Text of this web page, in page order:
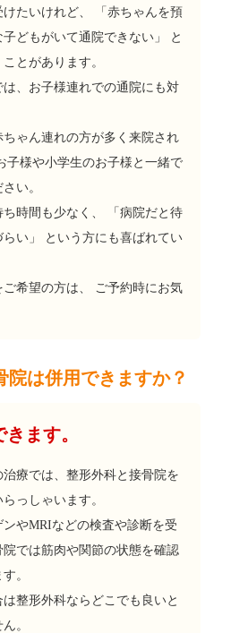
たいけれど、 「赤ちゃんを預
どもがいて通院できない」 と
とがあります。
、お子様連れでの通院にも対
ゃん連れの方が多く来院され
子様や小学生のお子様と一緒で
い。
ち時間も少なく、 「病院だと待
い」 という方にも喜ばれてい
希望の方は、 ご予約時にお気
院は併用できますか？
ます。
療では、整形外科と接骨院を
っしゃいます。
やMRIなどの検査や診断を受
では筋肉や関節の状態を確認
。
整形外科ならどこでも良いと
。